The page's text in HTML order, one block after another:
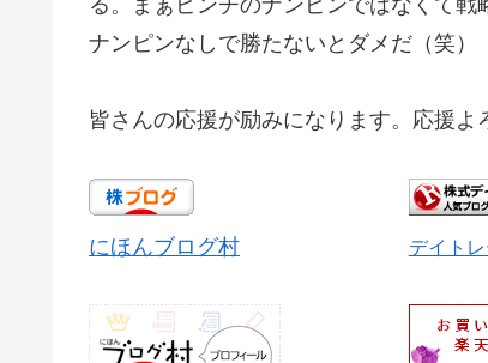
ナンピンなしで勝たないとダメだ（笑）
皆さんの応援が励みになります。応援よ
にほんブログ村 デイト